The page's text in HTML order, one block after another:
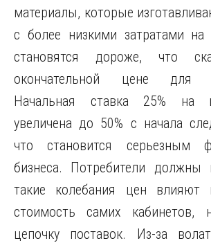
материалы, которые
с более низкими затратами на
становятся дороже, что
окончательной цене для
Начальная ставка 25% на
увеличена до 50% с начала
что становится серьезным
бизнеса. Потребители должны
такие колебания цен влияют
стоимость самих
цепочку поставок. Из-за